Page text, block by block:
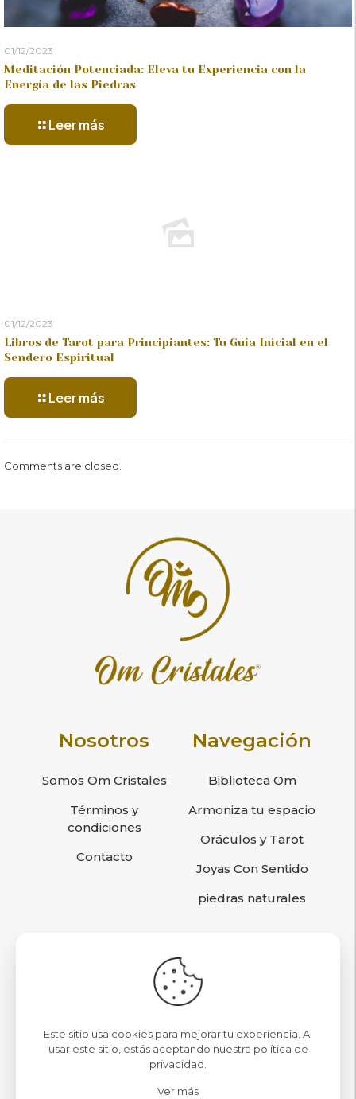
01/12/2023
Meditación Potenciada: Eleva tu Experiencia con la
Energía de las Piedras
Leer más
01/12/2023
Libros de Tarot para Principiantes: Tu Guía Inicial en el
Sendero Espiritual
Leer más
Comments are closed.
Nosotros
Somos Om Cristales
Términos y
condiciones
Contacto
Navegación
Biblioteca Om
Armoniza tu espacio
Oráculos y Tarot
Joyas Con Sentido
piedras naturales
Nuestras Tiendas
Este sitio usa cookies para mejorar tu experiencia. Al
usar este sitio, estás aceptando nuestra política de
privacidad
Ver más